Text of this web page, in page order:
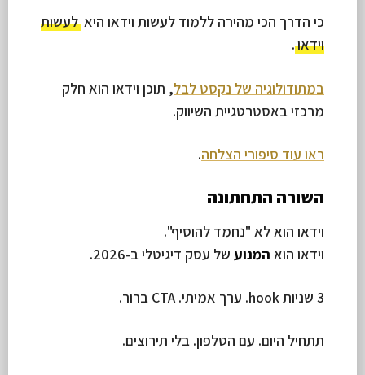
כי הדרך הכי מהירה ללמוד לעשות וידאו היא לעשות
וידאו.
במתודולוגיה של נקסט לבל, תוכן וידאו הוא חלק
מרכזי באסטרטגיית השיווק.
ראו עוד סיפורי הצלחה.
השורה התחתונה
וידאו הוא לא "נחמד להוסיף".
וידאו הוא המנוע של עסק דיגיטלי ב-2026.
3 שניות hook. ערך אמיתי. CTA ברור.
תתחיל היום. עם הטלפון. בלי תירוצים.